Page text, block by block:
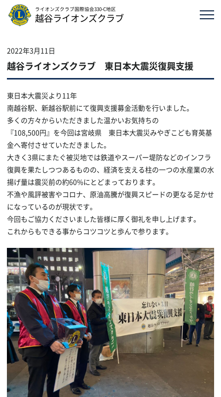
ライオンズクラブ国際協会330-C地区
越谷ライオンズクラブ
2022年3月11日
越谷ライオンズクラブ 東日本大震災復興支援
東日本大震災より11年
南越谷駅、新越谷駅前にて復興支援募金活動を行いました。
多くの方々からいただきました温かいお気持ちの
『108,500円』を今回は宮岐県 東日本大震災みやぎこども育英基
金へ寄付させていただきました。
大きく3県にまたぐ被災地では鉄道やスーパー堤防などのインフラ
復興を果たしつつあるものの、経済を支える柱の一つの水産業の水
揚げ量は震災前の約60%にとどまっております。
不漁や風評被害やコロナ、原油高騰が復興スピードの更なる足かせ
になっているのが現状です。
今回もご協力くださいました皆様に厚く御礼を申し上げます。
これからもできる事からコツコツと歩んで参ります。